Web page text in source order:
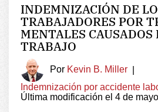
INDEMNIZACIÓN DE
TRABAJADORES POR
MENTALES CAUSADOS
TRABAJO
Por Kevin B. Miller
Indemnización por accidente
Última modificación el 4 de